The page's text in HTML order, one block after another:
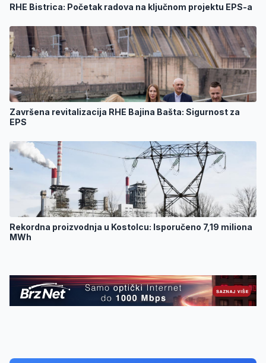
RHE Bistrica: Početak radova na ključnom projektu EPS-a
Završena revitalizacija RHE Bajina Bašta: Sigurnost za
EPS
Rekordna proizvodnja u Kostolcu: Isporučeno 7,19 miliona
MWh